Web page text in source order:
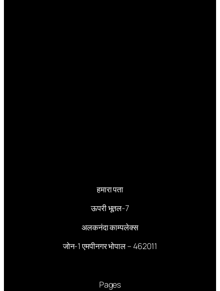
हमारा पता
ऊपरी भूतल-7
अलकनंदा काम्पलेक्स
जोन-1 एमपीनगर भोपाल – 462011
Pages